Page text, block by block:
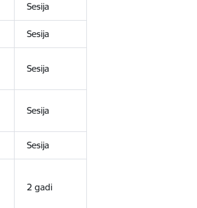
Sesija
Sesija
Sesija
Sesija
Sesija
2 gadi